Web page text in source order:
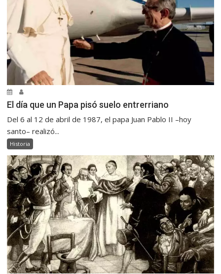
El día que un Papa pisó suelo entrerriano
Del 6 al 12 de abril de 1987, el papa Juan Pablo II –hoy
santo– realizó...
Historia